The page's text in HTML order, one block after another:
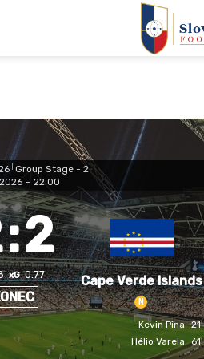
Group Stage - 2
- 22:00
:2
xG 0.77 Cape Verde Islands
N
Kevin Pina 21'
Hélio Varela 61'